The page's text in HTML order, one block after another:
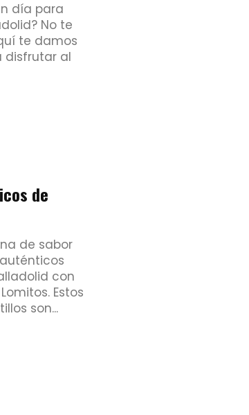
día para
No te
te damos
disfrutar al
de
de sabor
con
Estos
son...